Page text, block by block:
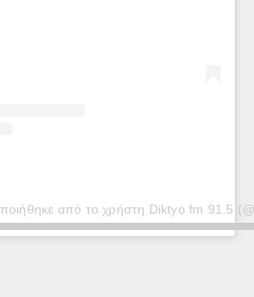
από το χρήστη Diktyo fm 91.5